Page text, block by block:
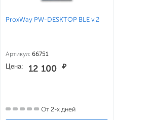
ProxWay PW-DESKTOP BLE v.2
Артикул: 66751
Цена: 12 100 ₽
От 2-х дней